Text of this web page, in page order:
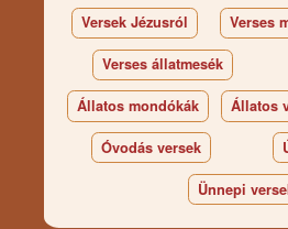
Versek Jézusról Verses
Verses állatmesék
Állatos mondókák Állatos
Óvodás versek
Ünnepi